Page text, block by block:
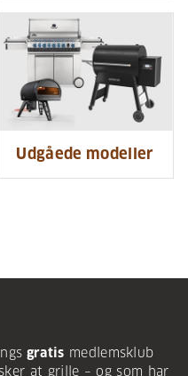
Udgåede modeller
gratis medlemsklub
at grille – og som har